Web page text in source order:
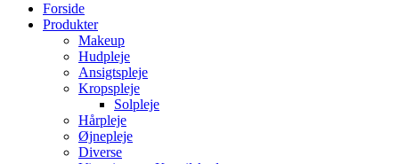
Forside
Produkter
Makeup
Hudpleje
Ansigtspleje
Kropspleje
Solpleje
Hårpleje
Øjnepleje
Diverse